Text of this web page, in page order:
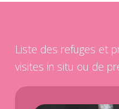
Liste des refuges et
visites in situ ou de